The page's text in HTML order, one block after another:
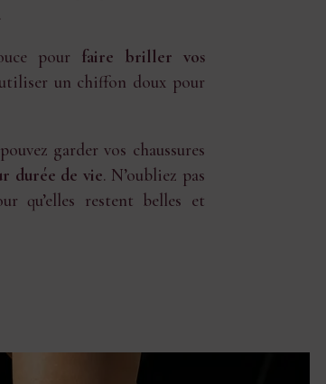
pour faire briller vos
un chiffon doux pour
garder vos chaussures
durée de vie. N’oubliez pas
qu’elles restent belles et